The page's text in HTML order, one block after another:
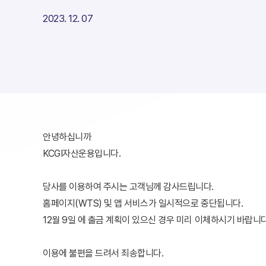
2023. 12. 07
안녕하십니까
KCGI자산운용입니다.
당사를 이용하여 주시는 고객님께 감사드립니다.
홈페이지(WTS) 및 앱 서비스가 일시적으로 중단됩니다.
12월 9일 에 출금 계획이 있으신 경우 미리 이체하시기 바랍니
이용에 불편을 드려서 죄송합니다.